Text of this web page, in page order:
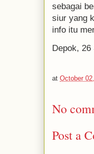
sebagai
siur yang
info itu
Depok, 26
at October
No
Post a